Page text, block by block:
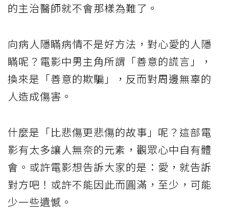
的主治醫師就不會那樣為難了。
向病人隱瞞病情不是好方法，對心愛的人隱
瞞呢？電影中男主角所謂「善意的謊言」，
換來是「善意的欺騙」，反而對周邊無辜的
人造成傷害。
什麼是「比悲傷更悲傷的故事」呢？這部電
影有太多讓人無奈的元素，觀眾心中自有體
會。或許電影想告訴大家的是：愛，就告訴
對方吧！或許不能因此而圓滿，至少，可能
少一些遺憾。